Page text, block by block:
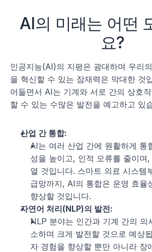
AI의 미래는 어떤
요?
인공지능(AI)의 지평은 광대하며 우리
을 혁신할 수 있는 잠재력은 막대한 것
어들면서 AI는 기계와 서로 간의 상호
할 수 있는 수많은 발전을 예고하고 있
산업 간 통합:
AI는 여러 산업 간에 원활하게 통
성을 높이고, 인적 오류를 줄이며
열 것입니다. 스마트 의료 시스템
급망까지, AI의 통합은 운영 효율
향상할 것입니다.
자연어 처리(NLP)의 발전:
NLP 분야는 인간과 기계 간의 의
소하며 크게 발전할 것으로 예상
자 경험을 향상할 뿐만 아니라 장